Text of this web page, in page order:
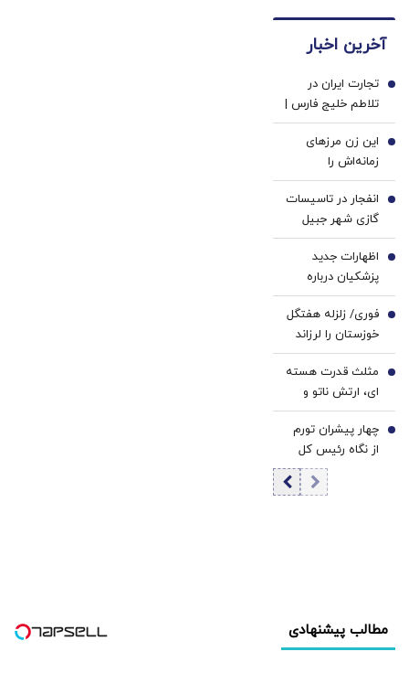
100
تومان
هم
جایزه
بگیر
پزشکی
سفید
کننده
خانگی
آخرین اخبار
تجارت ایران در
تلاطم خلیج فارس |
آرش نجفی:
حمل‌ونقل دریایی
اصلاً قابل مقایسه با
سایر مسیرها
نیست | قطعاً تولید
صدمه جدی خواهد
1
این زن مرزهای
زمانه‌اش را
شکست/ زنی که
روزگاری بلبل آواز
ایران خوانده می‌شد
اما ...
2
انفجار در تاسیسات
گازی شهر جبیل
عربستان/ ماجرا
چیست؟
3
اظهارات جدید
پزشکیان درباره
گران شدن بنزین/
محاصره هستیم و
نمی توانیم بنزین
وارد کنیم
4
فوری/ زلزله هفتگل
خوزستان را لرزاند
5
مثلث قدرت هسته
ای، ارتش ناتو و
ثروت نفتی در مکه
| چتر امنیتی
پاکستان جایگزین
آمریکا می شود؟ |
چرا پیمان مکه، هم
6
چهار پیشران تورم
از نگاه رئیس کل
پیشین بانک مرکزی
| چرا سیاست پولی
7
مطالب پیشنهادی